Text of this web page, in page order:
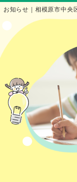
お知らせ｜相模原市中央